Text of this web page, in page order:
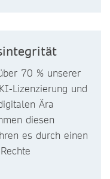
70 % unserer
Lizenzierung und
Ära
diesen
es durch einen